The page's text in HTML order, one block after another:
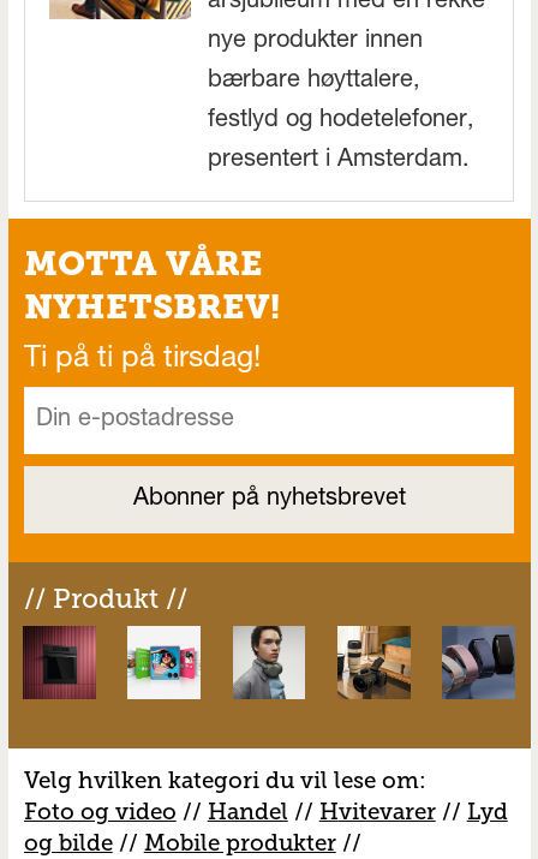
nye produkter innen
bærbare høyttalere,
festlyd og hodetelefoner,
presentert i Amsterdam.
MOTTA VÅRE
NYHETSBREV!
Ti på ti på tirsdag!
// Produkt //
Velg hvilken kategori du vil lese om:
Foto og video // Handel // Hvitevarer// Lyd
og bilde// Mobile produkter//